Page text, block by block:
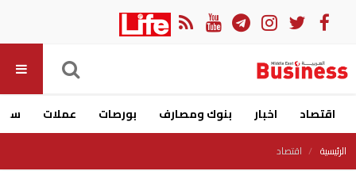
اقتصاد اخبار بنوك ومصارف بورصات عملات
الرئيسية اقتصاد